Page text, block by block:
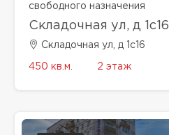
свободного назначения
Складочная ул, д 1с16
Складочная ул, д 1с16
450 кв.м. 2 этаж